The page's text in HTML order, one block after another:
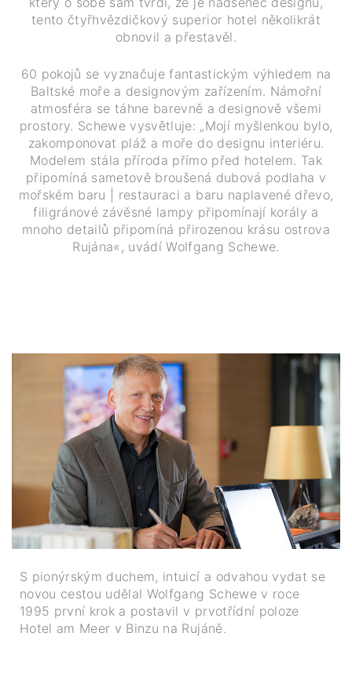
tento čtyřhvězdičkový superior hotel několikrát
obnovil a přestavěl.
60 pokojů se vyznačuje fantastickým výhledem na
Baltské moře a designovým zařízením. Námořní
atmosféra se táhne barevně a designově všemi
prostory. Schewe vysvětluje: „Mojí myšlenkou bylo,
zakomponovat pláž a moře do designu interiéru.
Modelem stála příroda přímo před hotelem. Tak
připomíná sametově broušená dubová podlaha v
mořském baru | restauraci a baru naplavené dřevo,
filigránové závěsné lampy připomínají korály a
mnoho detailů připomíná přirozenou krásu ostrova
Rujána«, uvádí Wolfgang Schewe.
S pionýrským duchem, intuicí a odvahou vydat se
novou cestou udělal Wolfgang Schewe v roce
1995 první krok a postavil v prvotřídní poloze
Hotel am Meer v Binzu na Rujáně.